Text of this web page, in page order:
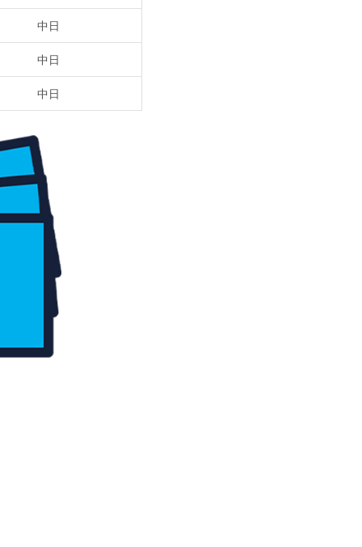
中日
中日
中日